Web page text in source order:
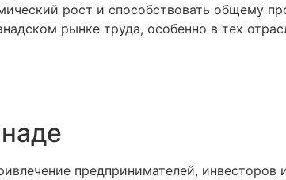
рост и способствовать общему
рынке труда, особенно в тех
предпринимателей, инвесторов